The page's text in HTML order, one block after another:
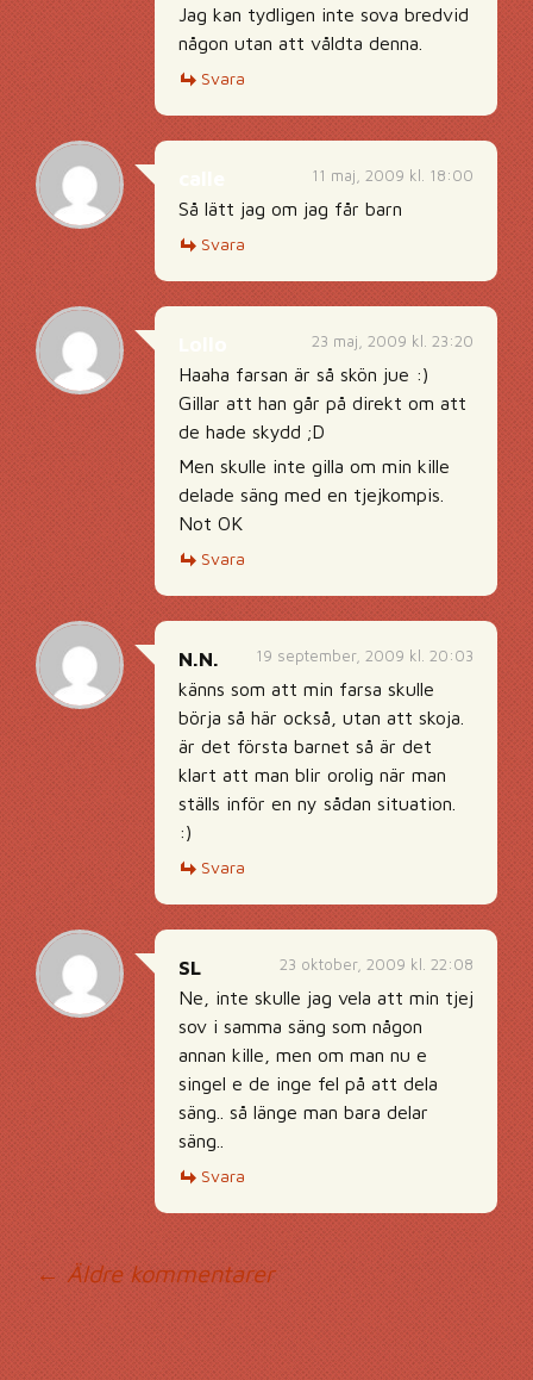
Jag kan tydligen inte sova bredvid
någon utan att våldta denna.
Svara
11 maj, 2009 kl. 18:00
Så lätt jag om jag får barn
Svara
23 maj, 2009 kl. 23:20
Haaha farsan är så skön jue :)
Gillar att han går på direkt om att
de hade skydd ;D
Men skulle inte gilla om min kille
delade säng med en tjejkompis.
Not OK
Svara
19 september, 2009 kl. 20:03
N.N.
känns som att min farsa skulle
börja så här också, utan att skoja.
är det första barnet så är det
klart att man blir orolig när man
ställs inför en ny sådan situation.
:)
Svara
23 oktober, 2009 kl. 22:08
SL
Ne, inte skulle jag vela att min tjej
sov i samma säng som någon
annan kille, men om man nu e
singel e de inge fel på att dela
säng.. så länge man bara delar
säng..
Svara
← Äldre kommentarer